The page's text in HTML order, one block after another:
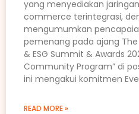
yang menyediakan
commerce terintegrasi,
mengumumkan
pemenang pada ajang The
& ESG Summit & Awards
Community Program” di
ini mengakui komitmen
READ MORE »